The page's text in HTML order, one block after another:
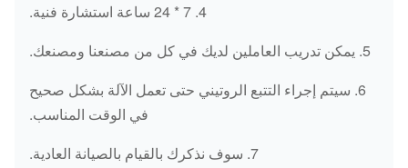
4. 7 * 24 ساعة استشارة فنية.
5. يمكن تدريب العاملين لديك في كل من مصنعنا ومصنعك.
6. سيتم إجراء التتبع الروتيني حتى تعمل الآلة بشكل صحيح
في الوقت المناسب.
7. سوف نذكرك بالقيام بالصيانة العادية.